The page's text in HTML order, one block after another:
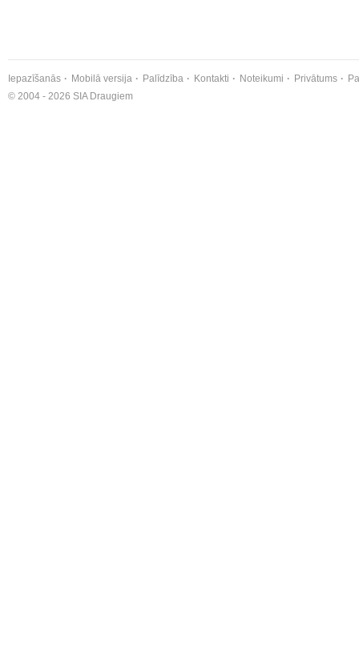
Iepazīšanās Mobilā versija Palīdzība Kontakti Noteikumi Privātums
© 2004 - 2026 SIA Draugiem